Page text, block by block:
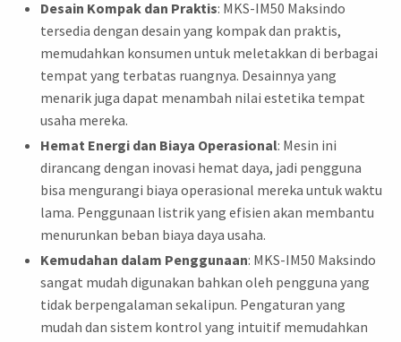
Desain Kompak dan Praktis: MKS-IM50 Maksindo
tersedia dengan desain yang kompak dan praktis,
memudahkan konsumen untuk meletakkan di berbagai
tempat yang terbatas ruangnya. Desainnya yang
menarik juga dapat menambah nilai estetika tempat
usaha mereka.
Hemat Energi dan Biaya Operasional: Mesin ini
dirancang dengan inovasi hemat daya, jadi pengguna
bisa mengurangi biaya operasional mereka untuk waktu
lama. Penggunaan listrik yang efisien akan membantu
menurunkan beban biaya daya usaha.
Kemudahan dalam Penggunaan: MKS-IM50 Maksindo
sangat mudah digunakan bahkan oleh pengguna yang
tidak berpengalaman sekalipun. Pengaturan yang
mudah dan sistem kontrol yang intuitif memudahkan